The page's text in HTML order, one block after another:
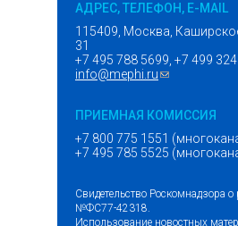
АДРЕС, ТЕЛЕФОН, E-MAIL
115409, Москва,
31
+7 495 788 5699, +7 499
info@mephi.ru(ссылка для
ПРИЕМНАЯ КОМИССИЯ
+7 800 775 1551
+7 495 785 5525
Свидетельство Роскомнадзора о
№ФС77-42318.
Использование новостных